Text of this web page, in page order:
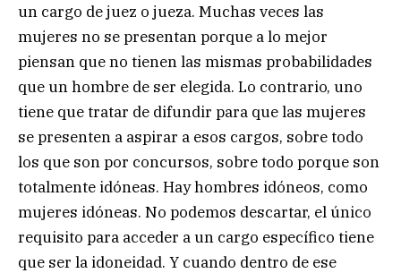
un cargo de juez o jueza. Muchas veces las
mujeres no se presentan porque a lo mejor
piensan que no tienen las mismas probabilidades
que un hombre de ser elegida. Lo contrario, uno
tiene que tratar de difundir para que las mujeres
se presenten a aspirar a esos cargos, sobre todo
los que son por concursos, sobre todo porque son
totalmente idóneas. Hay hombres idóneos, como
mujeres idóneas. No podemos descartar, el único
requisito para acceder a un cargo específico tiene
que ser la idoneidad. Y cuando dentro de ese